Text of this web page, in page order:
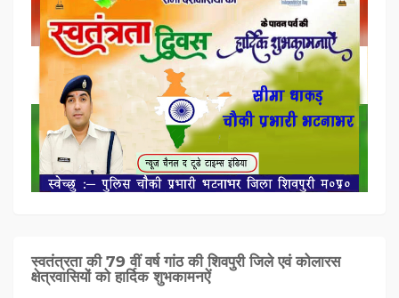
स्वतंत्रता की 79 वीं वर्ष गांठ की शिवपुरी जिले एवं कोलारस
क्षेत्रवासियों को हार्दिक शुभकामनऐं